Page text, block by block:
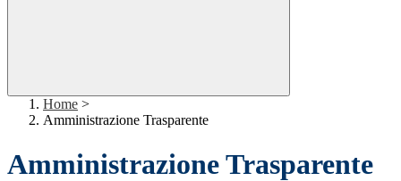
Home >
Amministrazione Trasparente
Amministrazione Trasparente